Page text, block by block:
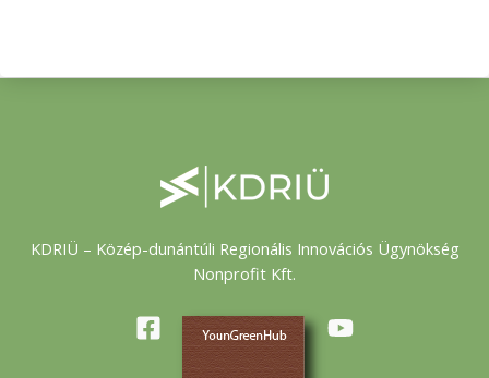
KDRIÜ – Közép-dunántúli Regionális Innovációs Ügynökség
Nonprofit Kft.